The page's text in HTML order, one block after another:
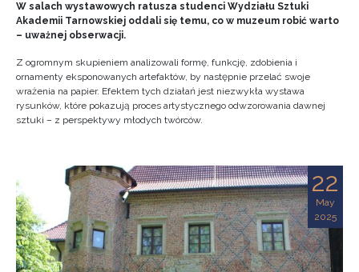
W salach wystawowych ratusza studenci Wydziału Sztuki
Akademii Tarnowskiej oddali się temu, co w muzeum robić warto
– uważnej obserwacji.
Z ogromnym skupieniem analizowali formę, funkcję, zdobienia i
ornamenty eksponowanych artefaktów, by następnie przelać swoje
wrażenia na papier. Efektem tych działań jest niezwykła wystawa
rysunków, które pokazują proces artystycznego odwzorowania dawnej
sztuki – z perspektywy młodych twórców.
22
May
2025